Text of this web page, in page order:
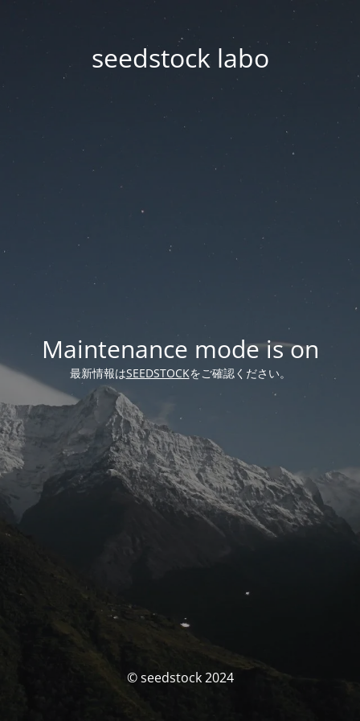
seedstock labo
Maintenance mode is on
最新情報はSEEDSTOCKをご確認ください。
© seedstock 2024